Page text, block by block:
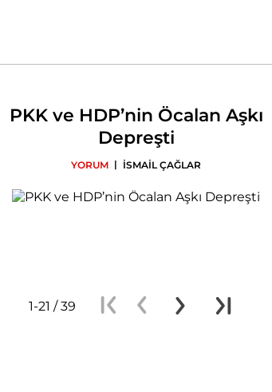
PKK ve HDP’nin Öcalan Aşkı
Depreşti
YORUM | İSMAİL ÇAĞLAR
1-21 / 39